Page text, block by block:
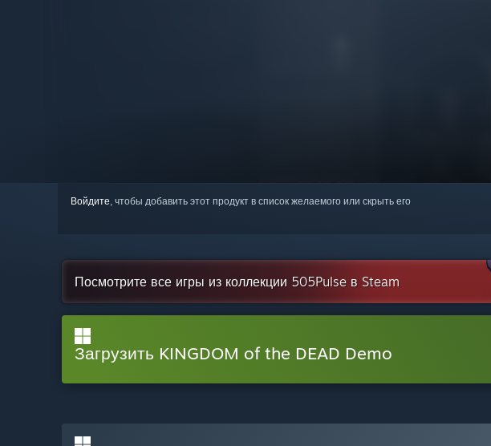
Войдите, чтобы добавить этот продукт в список желаемого или скрыть его
Посмотрите все игры из коллекции 505Pulse в Steam
Загрузить KINGDOM of the DEAD Demo